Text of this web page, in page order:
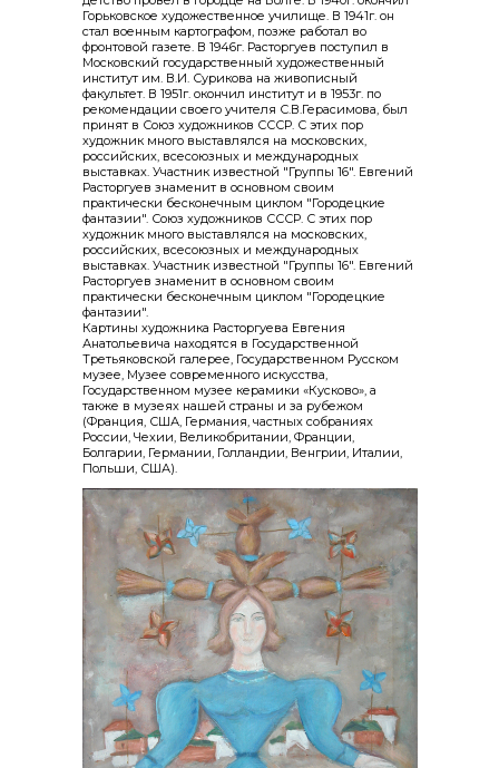
Горьковское художественное училище. В 1941г. он
стал военным картографом, позже работал во
фронтовой газете. В 1946г. Расторгуев поступил в
Московский государственный художественный
институт им. В.И. Сурикова на живописный
факультет. В 1951г. окончил институт и в 1953г. по
рекомендации своего учителя С.В.Герасимова, был
принят в Союз художников СССР. С этих пор
художник много выставлялся на московских,
российских, всесоюзных и международных
выставках. Участник известной "Группы 16". Евгений
Расторгуев знаменит в основном своим
практически бесконечным циклом "Городецкие
фантазии". Союз художников СССР. С этих пор
художник много выставлялся на московских,
российских, всесоюзных и международных
выставках. Участник известной "Группы 16". Евгений
Расторгуев знаменит в основном своим
практически бесконечным циклом "Городецкие
фантазии".
Картины художника Расторгуева Евгения
Анатольевича находятся в Государственной
Третьяковской галерее, Государственном Русском
музее, Музее современного искусства,
Государственном музее керамики «Кусково», а
также в музеях нашей страны и за рубежом
(Франция, США, Германия, частных собраниях
России, Чехии, Великобритании, Франции,
Болгарии, Германии, Голландии, Венгрии, Италии,
Польши, США).